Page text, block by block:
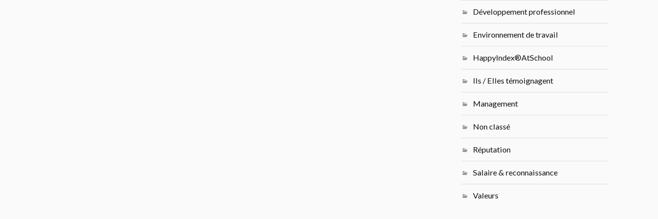
Développement professionnel
Environnement de travail
HappyIndex®AtSchool
Ils / Elles témoignagent
Management
Non classé
Réputation
Salaire & reconnaissance
Valeurs